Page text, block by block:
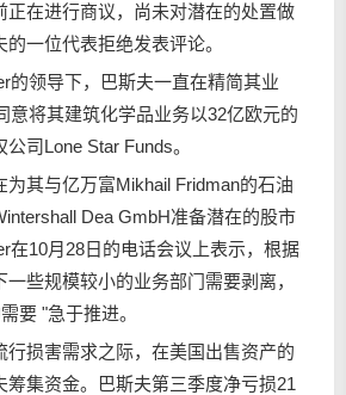
在进行商议，尚未对潜在的处置做
一位代表拒绝发表评论。
领导下，巴斯夫一直在精简其业
意将其建筑化学品业务以32亿欧元的
司Lone Star Funds。
其与亿万富Mikhail Fridman的石油
Dea GmbH准备潜在的股市
在10月28日的电话会议上表示，根据
一些规模较小的业务部门需要剥离，
要 "急于推进。
损害需求之际，在美国出售资产的
筹集资金。巴斯夫第三季度净亏损21